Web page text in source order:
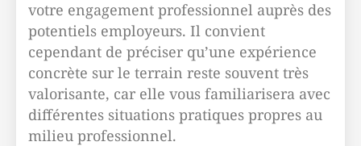
votre engagement professionnel auprès des
potentiels employeurs. Il convient
cependant de préciser qu’une expérience
concrète sur le terrain reste souvent très
valorisante, car elle vous familiarisera avec
différentes situations pratiques propres au
milieu professionnel.